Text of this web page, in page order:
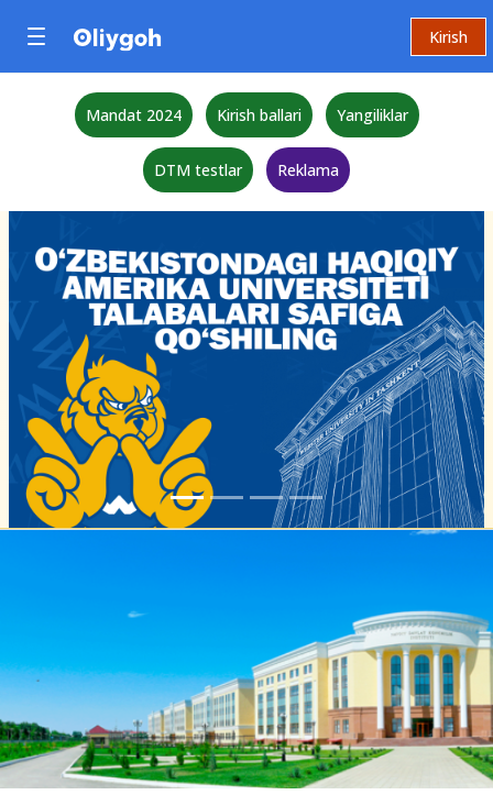
Kirish
Mandat 2024 Kirish ballari Yangiliklar
DTM testlar Reklama